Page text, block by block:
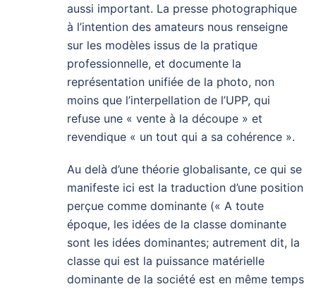
aussi important. La presse photographique
à l’intention des amateurs nous renseigne
sur les modèles issus de la pratique
professionnelle, et documente la
représentation unifiée de la photo, non
moins que l’interpellation de l’UPP, qui
refuse une « vente à la découpe » et
revendique « un tout qui a sa cohérence ».
Au delà d’une théorie globalisante, ce qui se
manifeste ici est la traduction d’une position
perçue comme dominante (« A toute
époque, les idées de la classe dominante
sont les idées dominantes; autrement dit, la
classe qui est la puissance matérielle
dominante de la société est en même temps